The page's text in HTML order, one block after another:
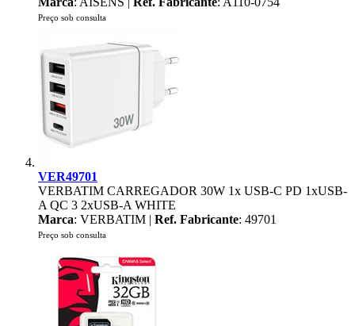
Preço sob consulta
VER49701
VERBATIM CARREGADOR 30W 1x USB-C PD 1xUSB-
A QC 3 2xUSB-A WHITE
Marca: VERBATIM | Ref. Fabricante: 49701
Preço sob consulta